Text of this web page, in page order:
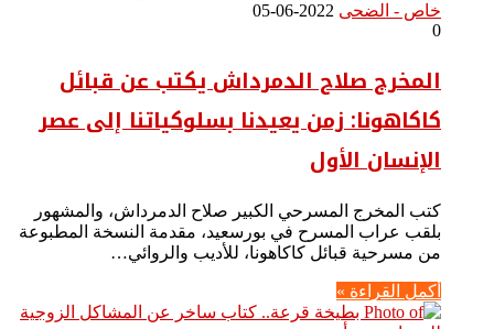
خاص - الضحى 2022-06-05
0
المخرج صلاح الدمرداش يكتب عن قبائل
كاكاهونا: زمن يعيدنا بسلوكياتنا إلى عصر
الإنسان الأول
كتب المخرج المسرحي الكبير صلاح الدمرداش، والمشهور
بلقب عراب المسرح في بورسعيد، مقدمة النسخة المطبوعة
من مسرحية قبائل كاكاهونا، للأديب والروائي…
أكمل القراءة »